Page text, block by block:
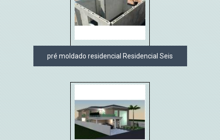
pré moldado residencial Residencial Seis